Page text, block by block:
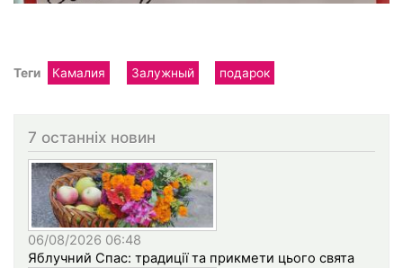
Теги Камалия Залужный подарок
7 останніх новин
06/08/2026 06:48
Яблучний Спас: традиції та прикмети цього свята